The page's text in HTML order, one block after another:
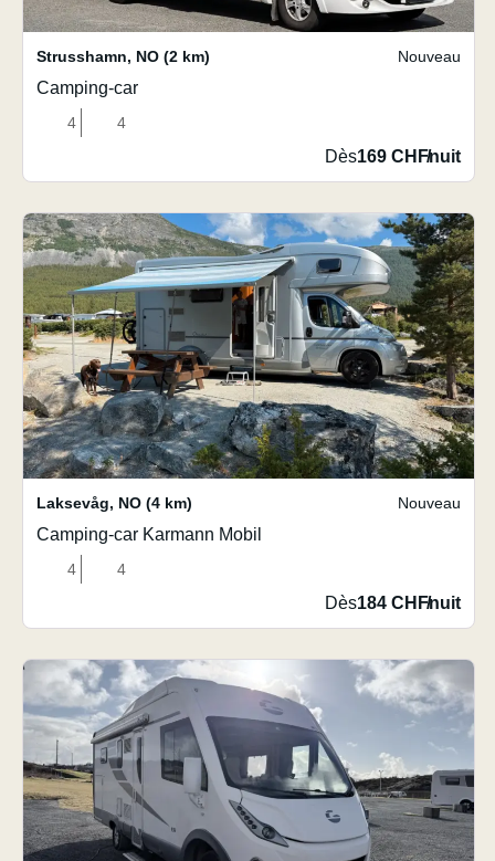
Strusshamn, NO (2 km) Nouveau
Camping-car
4 4
Dès169 CHF/nuit
Laksevåg, NO (4 km) Nouveau
Camping-car Karmann Mobil
4 4
Dès184 CHF/nuit